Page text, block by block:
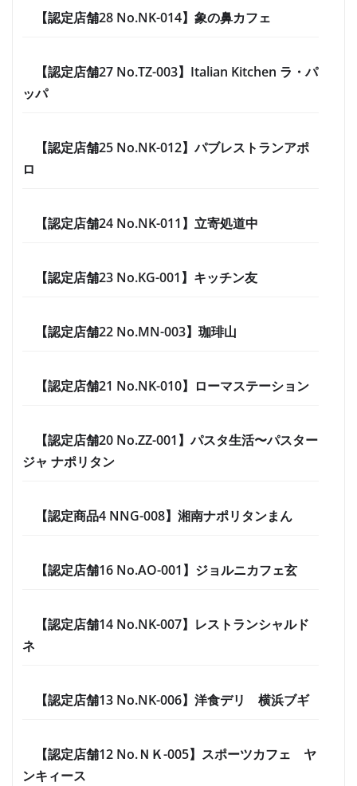
【認定店舗28 No.NK-014】象の鼻カフェ
【認定店舗27 No.TZ-003】Italian Kitchen ラ・パ
ッパ
【認定店舗25 No.NK-012】パブレストランアポ
ロ
【認定店舗24 No.NK-011】立寄処道中
【認定店舗23 No.KG-001】キッチン友
【認定店舗22 No.MN-003】珈琲山
【認定店舗21 No.NK-010】ローマステーション
【認定店舗20 No.ZZ-001】パスタ生活〜パスター
ジャ ナポリタン
【認定商品4 NNG-008】湘南ナポリタンまん
【認定店舗16 No.AO-001】ジョルニカフェ玄
【認定店舗14 No.NK-007】レストランシャルド
ネ
【認定店舗13 No.NK-006】洋食デリ 横浜ブギ
【認定店舗12 No.ＮＫ-005】スポーツカフェ ヤ
ンキィース